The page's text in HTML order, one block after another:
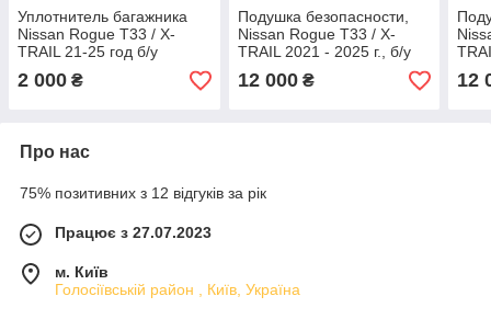
Уплотнитель багажника
Nissan Rogue T33 / X-
TRAIL 21-25 год б/у
оригинал без дефектов
908306RA0A​​​​​​​
2 000 ₴
Подушка безопасности,
Nissan Rogue T33 / X-
TRAIL 2021 - 2025 г., б/у
оригинал, 985156RR8A
12 000₴ 12
Про нас
75% позитивних з 12 відгуків за рік
Працює з 27.07.2023
м. Київ
Голосіївській район , Київ, Україна